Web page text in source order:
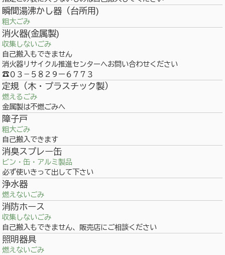
瞬間湯沸かし器（台所用)
粗大ごみ
消火器(金属製)
収集しないごみ
自己搬入もできません
消火器リサイクル推進センターへお問い合わせください
☎０３－５８２９ー６７７３
定規（木・プラスチック製）
燃えるごみ
金属製は不燃ごみへ
障子戸
粗大ごみ
自己搬入できます
消臭スプレー缶
ビン・缶・アルミ製品
必ず使いきって出して下さい
浄水器
燃えないごみ
消防ホース
収集しないごみ
自己搬入もできません、販売店にご相談ください
照明器具
燃えないごみ